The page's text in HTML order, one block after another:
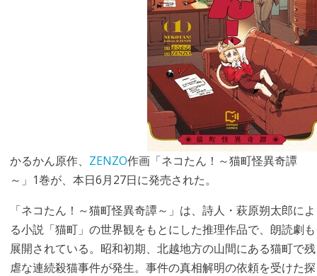
かるかん原作、 ZENZO作画「ネコたん！～猫町怪異奇譚
～」1巻が、本日6月27日に発売された。
「ネコたん！～猫町怪異奇譚～」は、詩人・萩原朔太郎によ
る小説「猫町」の世界観をもとにした推理作品で、朗読劇も
展開されている。昭和初期、北越地方の山間にある猫町で残
虐な連続殺猫事件が発生。事件の真相解明の依頼を受けた探